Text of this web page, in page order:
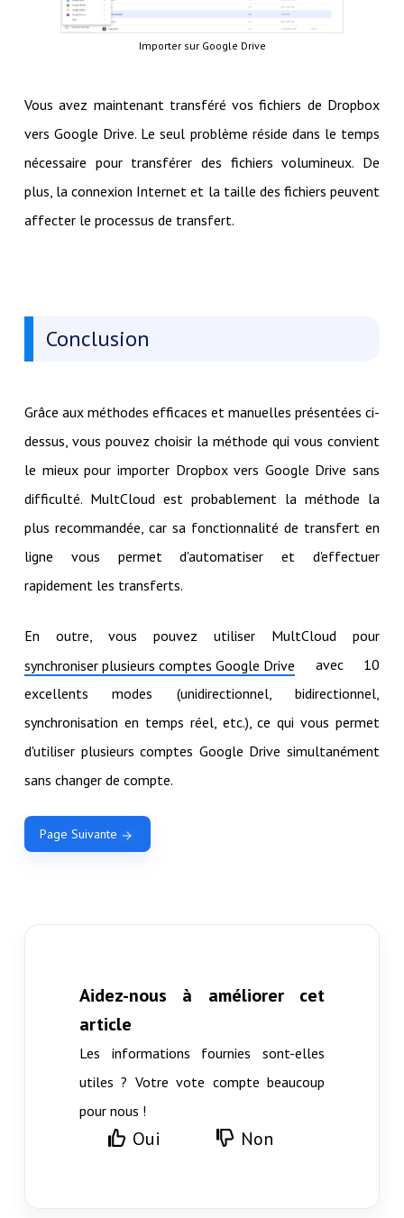
Importer sur Google Drive
Vous avez maintenant transféré vos fichiers de Dropbox
vers Google Drive. Le seul problème réside dans le temps
nécessaire pour transférer des fichiers volumineux. De
plus, la connexion Internet et la taille des fichiers peuvent
affecter le processus de transfert.
Conclusion
Grâce aux méthodes efficaces et manuelles présentées ci-
dessus, vous pouvez choisir la méthode qui vous convient
le mieux pour importer Dropbox vers Google Drive sans
difficulté. MultCloud est probablement la méthode la
plus recommandée, car sa fonctionnalité de transfert en
ligne vous permet d'automatiser et d'effectuer
rapidement les transferts.
En outre, vous pouvez utiliser MultCloud pour
synchroniser plusieurs comptes Google Drive avec 10
excellents modes (unidirectionnel, bidirectionnel,
synchronisation en temps réel, etc.), ce qui vous permet
d'utiliser plusieurs comptes Google Drive simultanément
sans changer de compte.
Page Suivante
Aidez-nous à améliorer cet
article
Les informations fournies sont-elles
utiles ? Votre vote compte beaucoup
pour nous !
Oui Non